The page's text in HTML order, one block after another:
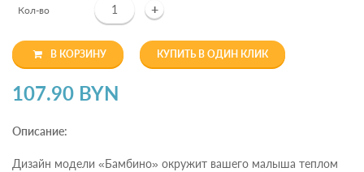
Кол-во +
В КОРЗИНУ КУПИТЬ В ОДИН КЛИК
107.90 BYN
Описание:
Дизайн модели «Бамбино» окружит вашего малыша теплом